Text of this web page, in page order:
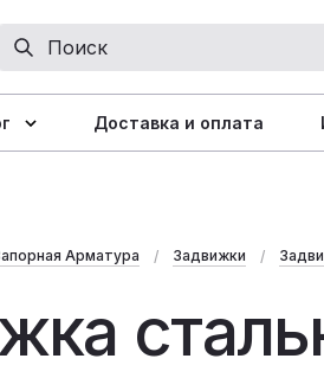
Доставка и оплата
Арматура Задвижки